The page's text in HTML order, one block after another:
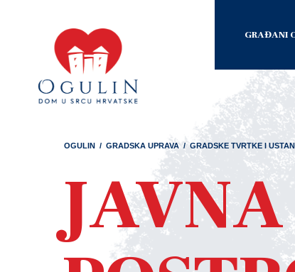
GRAĐANI
OGULIN / GRADSKA UPRAVA / GRADSKE TVRTKE I